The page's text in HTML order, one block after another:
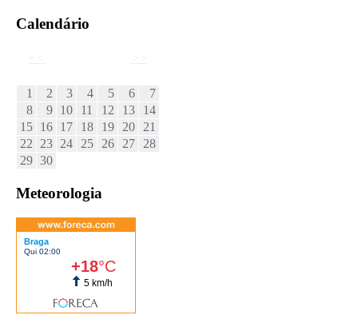
Calendário
<<
>>
1
2 3 4 5 6
7
8
9 10 11 12 13
14
15 16 17 18 19 20
21
22 23 24 25 26 27
28
29 30
Meteorologia